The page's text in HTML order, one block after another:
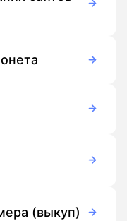
(выкуп)